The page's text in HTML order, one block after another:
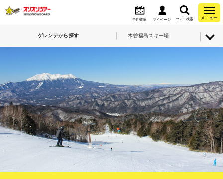
予約確認 マイページ ツアー検索 メニュー
ゲレンデから探す 木曽福島スキー場